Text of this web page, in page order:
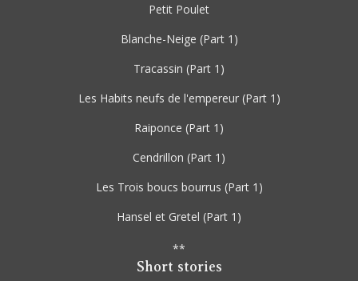
Petit Poulet
Blanche-Neige (Part 1)
Tracassin (Part 1)
Les Habits neufs de l'empereur(Part 1)
Raiponce (Part 1)
Cendrillon (Part 1)
Les Trois boucs bourrus (Part 1)
Hansel et Gretel (Part 1)
**
Short stories